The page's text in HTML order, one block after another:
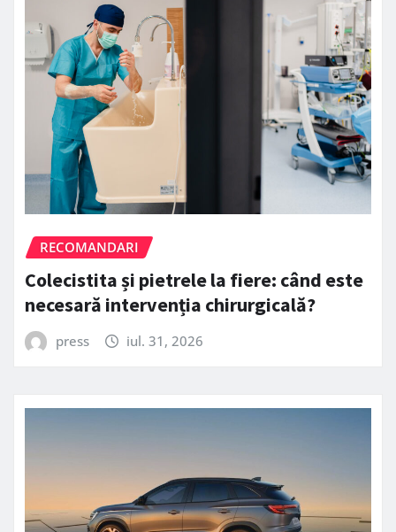
RECOMANDARI
Colecistita și pietrele la fiere: când este
necesară intervenția chirurgicală?
press iul. 31, 2026